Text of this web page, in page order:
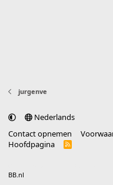
jurgenve
Nederlands
Contact opnemen
Hoofdpagina
R
BB.nl